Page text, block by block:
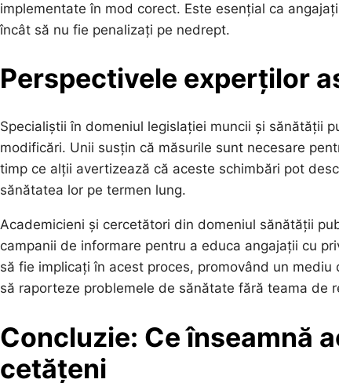
implementate în mod corect. Este esențial ca
încât să nu fie penalizați pe nedrept.
Perspectivele experților
Specialiștii în domeniul legislației muncii și sănătății
modificări. Unii susțin că măsurile sunt necesare
timp ce alții avertizează că aceste schimbări pot
sănătatea lor pe termen lung.
Academicieni și cercetători din domeniul sănătății
campanii de informare pentru a educa angajații cu
să fie implicați în acest proces, promovând un
să raporteze problemele de sănătate fără teama de
Concluzie: Ce înseamnă
cetățeni